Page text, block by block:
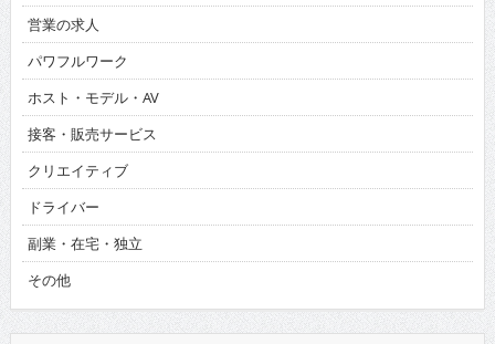
営業の求人
パワフルワーク
ホスト・モデル・AV
接客・販売サービス
クリエイティブ
ドライバー
副業・在宅・独立
その他